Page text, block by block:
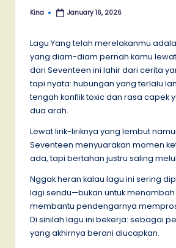
Posted
Kina January 16, 2026
Lagu Yang telah merelakanmu
yang diam-diam pernah kamu
dari Seventeen ini lahir dari cerita
tapi nyata: hubungan yang terlalu
tengah konflik toxic dan rasa capek
dua arah.
Lewat lirik-liriknya yang lembut
Seventeen menyuarakan momen
ada, tapi bertahan justru saling
Nggak heran kalau lagu ini sering
lagi sendu—bukan untuk
membantu pendengarnya
Di sinilah lagu ini bekerja: sebagai
yang akhirnya berani diucapkan.